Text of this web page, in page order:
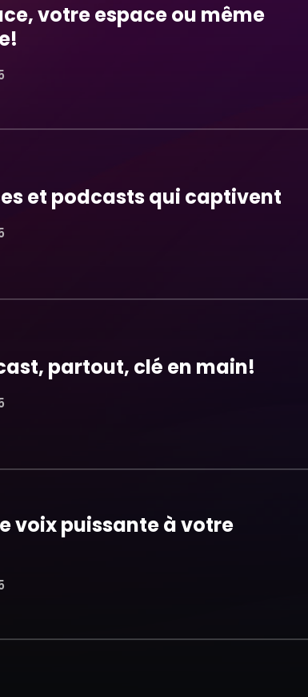
votre espace ou même
et podcasts qui captivent
partout, clé en main!
voix puissante à votre